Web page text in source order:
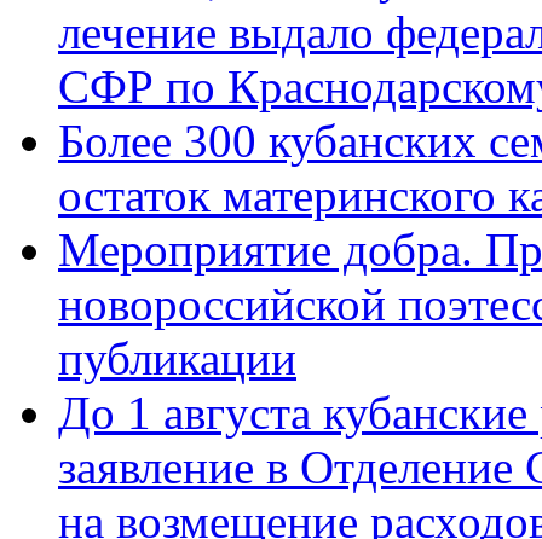
лечение выдало
СФР по
Более 300 кубанских
остаток материнского
Мероприятие добра.
новороссийской
публикации
До 1 августа
заявление в
на возмещение